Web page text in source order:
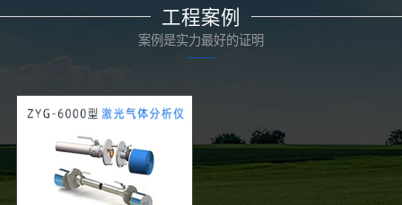
工程案例
案例是实力最好的证明